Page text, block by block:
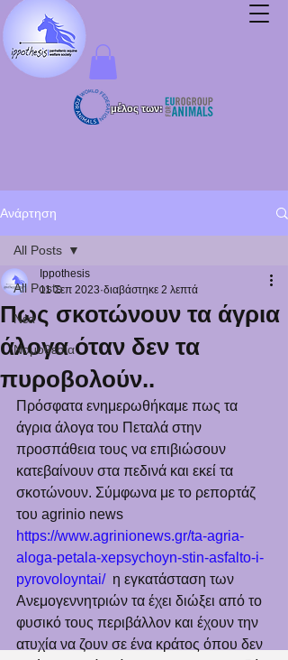
μέλος των:
Ανάρτηση
All Posts
Νέα
Νομοθεσία
All Posts
Πως σκοτώνουν τα άγρια
άλογα όταν δεν τα
πυροβολούν..
Ippothesis
11 Σεπ 2023 διαβάστηκε 2 λεπτά
Πρόσφατα ενημερωθήκαμε πως τα
άγρια άλογα του Πεταλά στην
προσπάθεια τους να επιβιώσουν
κατεβαίνουν στα πεδινά και εκεί τα
σκοτώνουν. Σύμφωνα με το ρεπορτάζ
του agrinio news
https://www.agrinionews.gr/ta-agria-
aloga-petala-xepsychoyn-stin-asfalto-i-
pyrovoloyntai/
  η εγκατάσταση των
Ανεμογεννητριών τα έχει διώξει από το
φυσικό τους περιβάλλον και έχουν την
ατυχία να ζουν σε ένα κράτος όπου δεν